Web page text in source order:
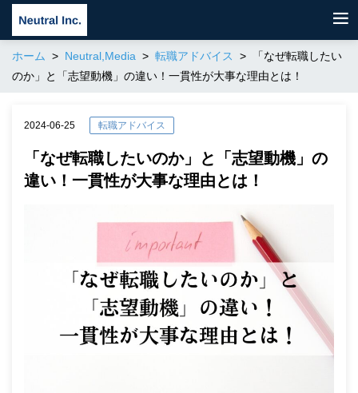
ホーム Neutral,Media 転職アドバイス
「なぜ転職したい
のか」と「志望動機」の違い！一貫性が大事な理由とは！
2024-06-25 転職アドバイス
「なぜ転職したいのか」と「志望動機」の
違い！一貫性が大事な理由とは！